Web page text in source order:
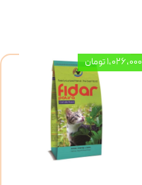
۱,۰۲۶,۰۰۰ تومان